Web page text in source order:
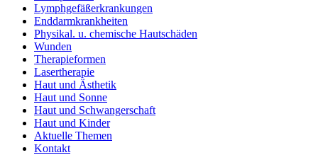
Lymphgefäßerkrankungen
Enddarmkrankheiten
Physikal. u. chemische Hautschäden
Wunden
Therapieformen
Lasertherapie
Haut und Ästhetik
Haut und Sonne
Haut und Schwangerschaft
Haut und Kinder
Aktuelle Themen
Kontakt